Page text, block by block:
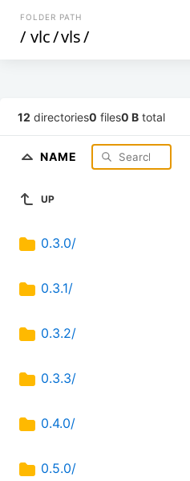
FOLDER PATH
/ vlc/vls/
12 directories0 files0 B total
NAME
UP
0.3.0/
0.3.1/
0.3.2/
0.3.3/
0.4.0/
0.5.0/